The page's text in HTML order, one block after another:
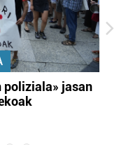
poliziala» jasan